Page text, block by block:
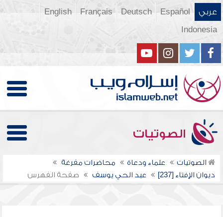
عربي Español
Deutsch
Français
English
Indonesia
الصوتيات
الصوتيات علماء ودعاة
محاضرات مفرغة
ديوان الإفتاء [237]
عبد الحي يوسف صفحة الفهرس